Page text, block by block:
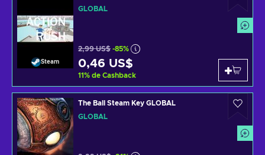
Steam
GLOBAL
2,99 US$ -85%
0,46 US$
11% de Cashback
The Ball Steam Key GLOBAL
GLOBAL